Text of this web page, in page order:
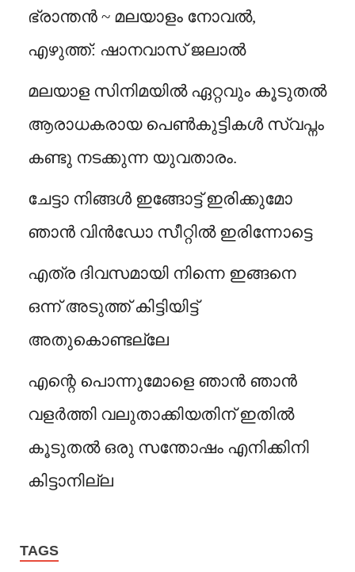
ഭ്രാന്തൻ ~ മലയാളം നോവൽ,
എഴുത്ത്: ഷാനവാസ് ജലാൽ
മലയാള സിനിമയിൽ ഏറ്റവും കൂടുതൽ
ആരാധകരായ പെൺകുട്ടികൾ സ്വപ്നം
കണ്ടു നടക്കുന്ന യുവതാരം.
ചേട്ടാ നിങ്ങൾ ഇങ്ങോട്ട് ഇരിക്കുമോ
ഞാൻ വിൻഡോ സീറ്റിൽ ഇരിന്നോട്ടെ
എത്ര ദിവസമായി നിന്നെ ഇങ്ങനെ
ഒന്ന് അടുത്ത് കിട്ടിയിട്ട്
അതുകൊണ്ടല്ലേ
എന്റെ പൊന്നുമോളെ ഞാൻ ഞാൻ
വളർത്തി വലുതാക്കിയതിന് ഇതിൽ
കൂടുതൽ ഒരു സന്തോഷം എനിക്കിനി
കിട്ടാനില്ല
TAGS